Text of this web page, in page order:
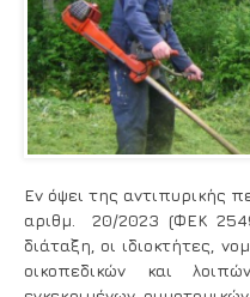
Εν όψει της αντιπυρικής
αριθμ. 20/2023 (ΦΕΚ
διάταξη, οι ιδιοκτήτες,
οικοπεδικών και